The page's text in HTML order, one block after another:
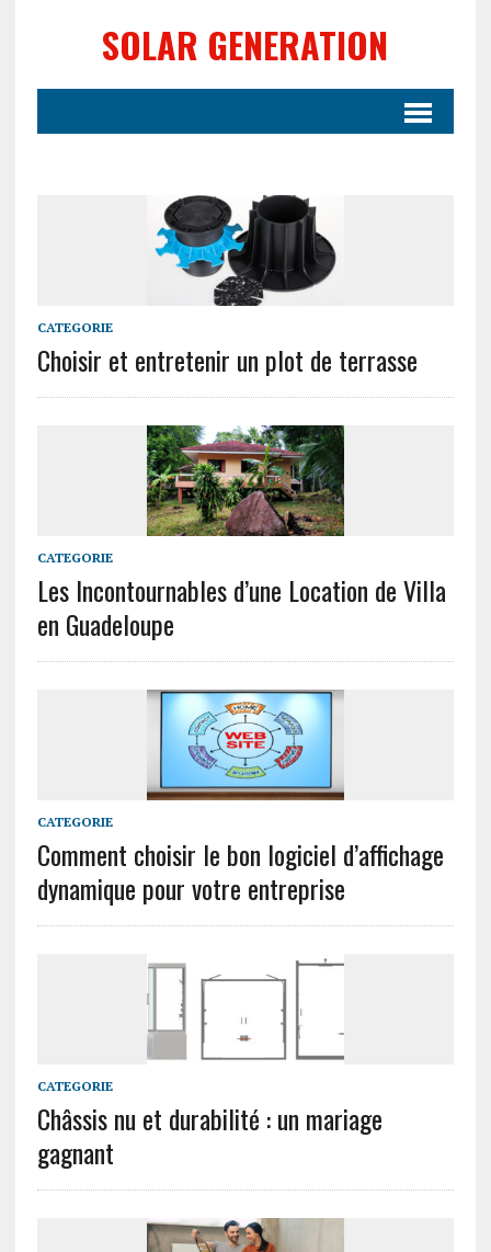
SOLAR GENERATION
CATEGORIE
Choisir et entretenir un plot de terrasse
CATEGORIE
Les Incontournables d’une Location de Villa
en Guadeloupe
CATEGORIE
Comment choisir le bon logiciel d’affichage
dynamique pour votre entreprise
CATEGORIE
Châssis nu et durabilité : un mariage
gagnant